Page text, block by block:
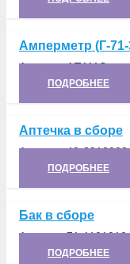
Амперметр (Г-71-
Артикул:АП111Э
ПОДРОБНЕЕ
Аптечка в сборе
Артикул:40-3912002
ПОДРОБНЕЕ
Бак в сборе
Артикул:71-1101010
ПОДРОБНЕЕ